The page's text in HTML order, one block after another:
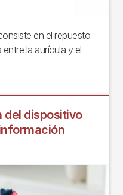
en el repuesto
la aurícula y el
del dispositivo